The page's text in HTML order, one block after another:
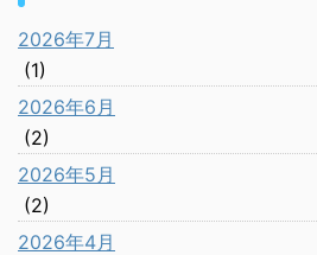
2026年7月
(1)
2026年6月
(2)
2026年5月
(2)
2026年4月